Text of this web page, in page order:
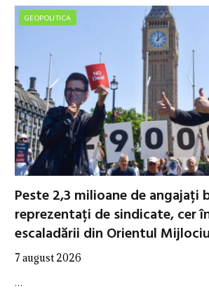
GEOPOLITICA
Peste 2,3 milioane de angajați
reprezentați de sindicate, cer
escaladării din Orientul Mijlociu
7 august 2026
…